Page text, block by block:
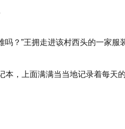
吗？”王拥走进该村西头的一家
本，上面满满当当地记录着每天